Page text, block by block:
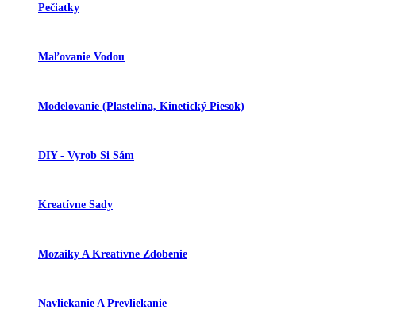
Pečiatky
Maľovanie Vodou
Modelovanie (plastelína, Kinetický Piesok)
DIY - Vyrob Si Sám
Kreatívne Sady
Mozaiky A Kreatívne Zdobenie
Navliekanie A Prevliekanie